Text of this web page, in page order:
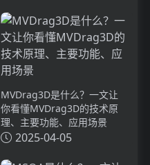
MVDrag3D是什么？一文让
你看懂MVDrag3D的技术原
理、主要功能、应用场景
2025-04-05